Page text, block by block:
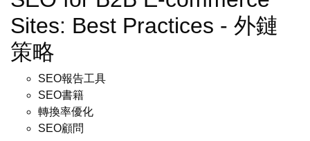
Sites: Best Practices - 外鏈
策略
SEO報告工具
SEO書籍
轉換率優化
SEO顧問